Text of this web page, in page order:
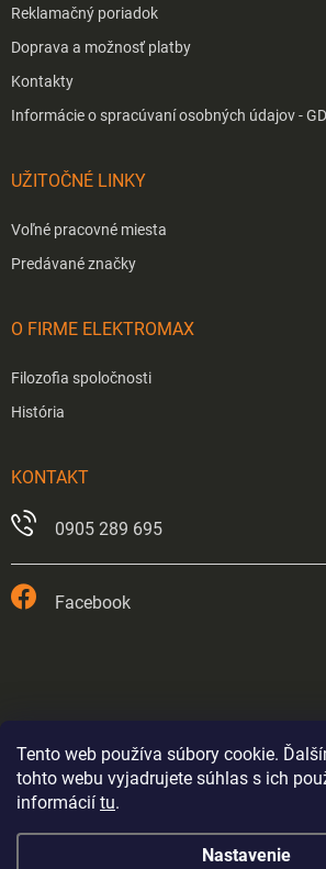
Tento web používa súbory cookie.
tohto webu vyjadrujete súhlas s ich
informácií tu.
Nastavenie
Eshop bude fungovať až do odvolania
Reklamačný poriadok
Doprava a možnosť platby
Kontakty
Informácie o spracúvaní osobných údajov -
UŽITOČNÉ LINKY
Voľné pracovné miesta
Predávané značky
O FIRME ELEKTROMAX
Filozofia spoločnosti
História
KONTAKT
0905 289 695
Facebook